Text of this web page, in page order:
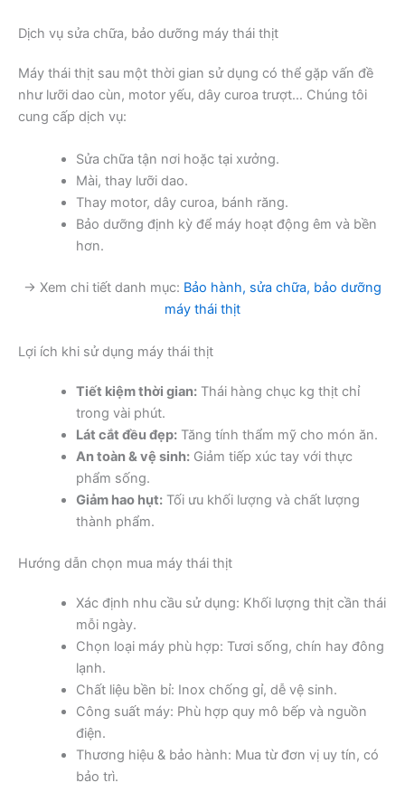
Dịch vụ sửa chữa, bảo dưỡng máy thái thịt
Máy thái thịt sau một thời gian sử dụng có thể gặp vấn đề
như lưỡi dao cùn, motor yếu, dây curoa trượt… Chúng tôi
cung cấp dịch vụ:
Sửa chữa tận nơi hoặc tại xưởng.
Mài, thay lưỡi dao.
Thay motor, dây curoa, bánh răng.
Bảo dưỡng định kỳ để máy hoạt động êm và bền
hơn.
→ Xem chi tiết danh mục: Bảo hành, sửa chữa, bảo dưỡng
máy thái thịt
Lợi ích khi sử dụng máy thái thịt
Tiết kiệm thời gian:Thái hàng chục kg thịt chỉ
trong vài phút.
Lát cắt đều đẹp:Tăng tính thẩm mỹ cho món ăn.
An toàn & vệ sinh:Giảm tiếp xúc tay với thực
phẩm sống.
Giảm hao hụt:Tối ưu khối lượng và chất lượng
thành phẩm.
Hướng dẫn chọn mua máy thái thịt
Xác định nhu cầu sử dụng: Khối lượng thịt cần thái
mỗi ngày.
Chọn loại máy phù hợp: Tươi sống, chín hay đông
lạnh.
Chất liệu bền bỉ: Inox chống gỉ, dễ vệ sinh.
Công suất máy: Phù hợp quy mô bếp và nguồn
điện.
Thương hiệu & bảo hành: Mua từ đơn vị uy tín, có
bảo trì.